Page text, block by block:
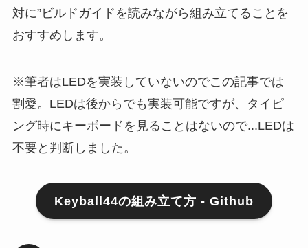
対に”ビルドガイドを読みながら組み立てることを
おすすめします。
※筆者はLEDを実装していないのでこの記事では
割愛。LEDは後からでも実装可能ですが、タイピ
ング時にキーボードを見ることはないので...LEDは
不要と判断しました。
Keyball44の組み立て方 - Github